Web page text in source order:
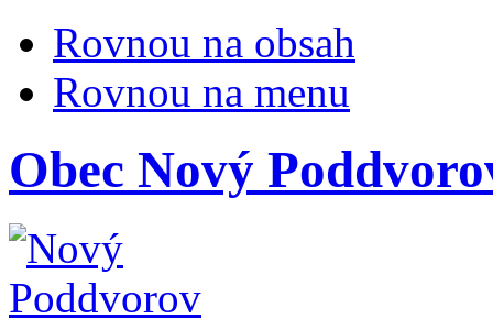
Rovnou na obsah
Rovnou na menu
Obec Nový